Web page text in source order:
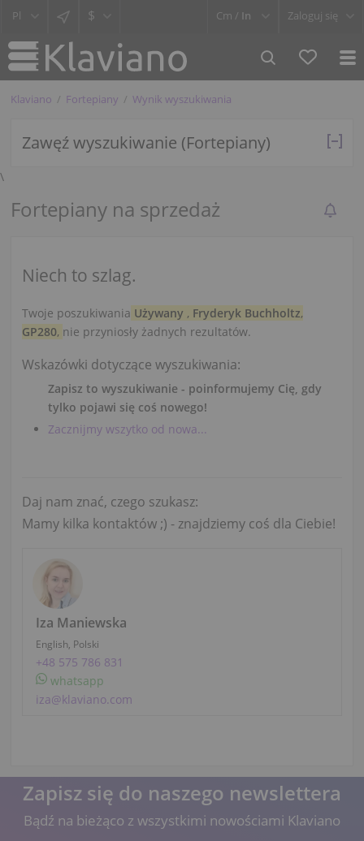
$ Cm / In Zaloguj się
Klaviano Fortepiany Wynik wyszukiwania
Zawęź wyszukiwanie (Fortepiany)
\
Fortepiany na sprzedaż
Niech to szlag.
Twoje poszukiwania Używany , Fryderyk Buchholtz,
GP280, nie przyniosły żadnych rezultatów.
Wskazówki dotyczące wyszukiwania:
Zapisz to wyszukiwanie - poinformujemy Cię, gdy
tylko pojawi się coś nowego!
Zacznijmy wszytko od nowa...
Daj nam znać, czego szukasz:
Mamy kilka kontaktów ;) - znajdziemy coś dla Ciebie!
Iza Maniewska
English, Polski
+48 575 786 831
whatsapp
iza@klaviano.com
Zapisz się do naszego newslettera
Bądź na bieżąco z wszystkimi nowościami Klaviano